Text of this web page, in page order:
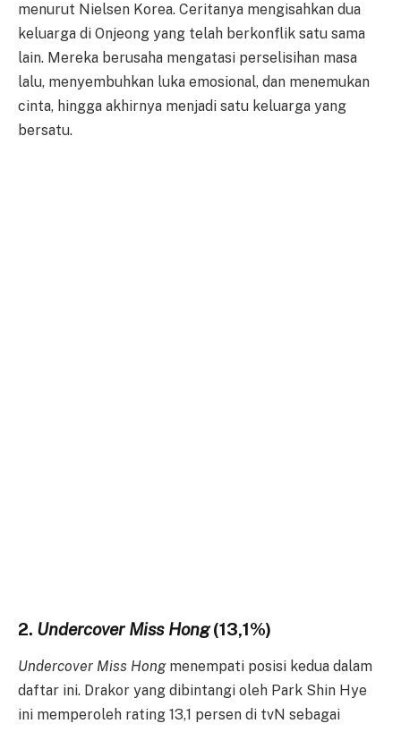
menurut Nielsen Korea. Ceritanya mengisahkan dua
keluarga di Onjeong yang telah berkonflik satu sama
lain. Mereka berusaha mengatasi perselisihan masa
lalu, menyembuhkan luka emosional, dan menemukan
cinta, hingga akhirnya menjadi satu keluarga yang
bersatu.
2. Undercover Miss Hong(13,1%)
Undercover Miss Hongmenempati posisi kedua dalam
daftar ini. Drakor yang dibintangi oleh Park Shin Hye
ini memperoleh rating 13,1 persen di tvN sebagai